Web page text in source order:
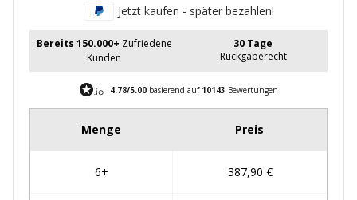
Jetzt kaufen - später bezahlen!
Bereits 150.000+ Zufriedene
Kunden
30 Tage
Rückgaberecht
4.78/5.00basierend auf 10143 Bewertungen